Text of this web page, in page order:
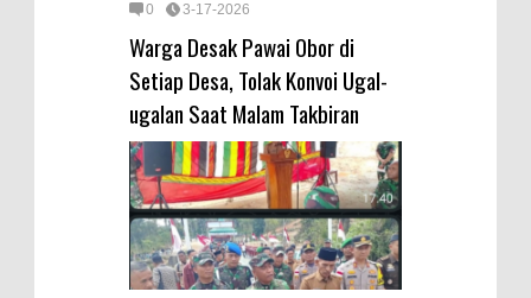
0 3-17-2026
Warga Desak Pawai Obor di
Setiap Desa, Tolak Konvoi Ugal-
ugalan Saat Malam Takbiran